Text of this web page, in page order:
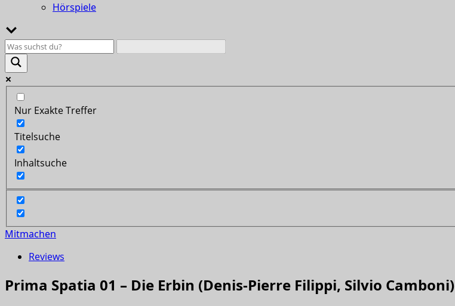
Hörspiele
Nur Exakte Treffer
Titelsuche
Inhaltsuche
Mitmachen
Reviews
Prima Spatia 01 – Die Erbin (Denis-Pierre Filippi, Silvio Camboni)